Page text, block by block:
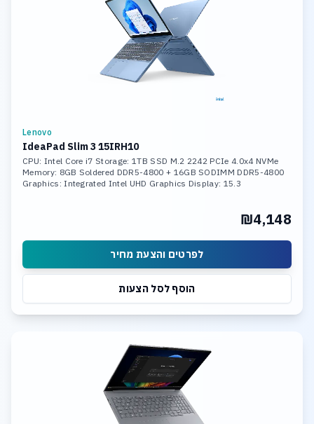
Lenovo
IdeaPad Slim 3 15IRH10
CPU: Intel Core i7 Storage: 1TB SSD M.2 2242 PCIe 4.0x4 NVMe
Memory: 8GB Soldered DDR5-4800 + 16GB SODIMM DDR5-4800
Graphics: Integrated Intel UHD Graphics Display: 15.3
₪4,148
לפרטים והצעת מחיר
הוסף לסל הצעות